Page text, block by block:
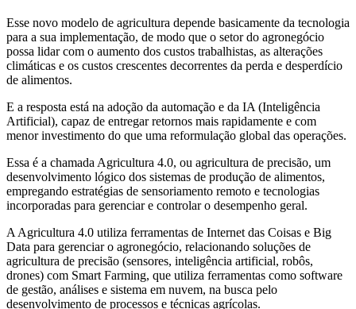
Esse novo modelo de agricultura depende basicamente da tecnologia
para a sua implementação, de modo que o setor do agronegócio
possa lidar com o aumento dos custos trabalhistas, as alterações
climáticas e os custos crescentes decorrentes da perda e desperdício
de alimentos.
E a resposta está na adoção da automação e da IA (Inteligência
Artificial), capaz de entregar retornos mais rapidamente e com
menor investimento do que uma reformulação global das operações.
Essa é a chamada Agricultura 4.0, ou agricultura de precisão, um
desenvolvimento lógico dos sistemas de produção de alimentos,
empregando estratégias de sensoriamento remoto e tecnologias
incorporadas para gerenciar e controlar o desempenho geral.
A Agricultura 4.0 utiliza ferramentas de Internet das Coisas e Big
Data para gerenciar o agronegócio, relacionando soluções de
agricultura de precisão (sensores, inteligência artificial, robôs,
drones) com Smart Farming, que utiliza ferramentas como software
de gestão, análises e sistema em nuvem, na busca pelo
desenvolvimento de processos e técnicas agrícolas.